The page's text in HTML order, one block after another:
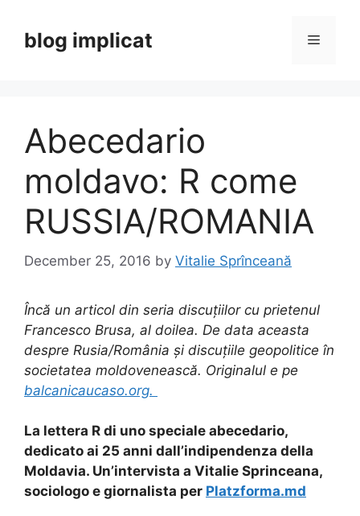
contentblog implicat Menu
Abecedario
moldavo: R come
RUSSIA/ROMANIA
December 25, 2016 by Vitalie Sprînceană
Încă un articol din seria discuțiilor cu prietenul
Francesco Brusa, al doilea. De data aceasta
despre Rusia/România și discuțiile geopolitice în
societatea moldovenească. Originalul e pe
balcanicaucaso.org.
La lettera R di uno speciale abecedario,
dedicato ai 25 anni dall’indipendenza della
Moldavia. Un’intervista a Vitalie Sprinceana,
sociologo e giornalista per Platzforma.md